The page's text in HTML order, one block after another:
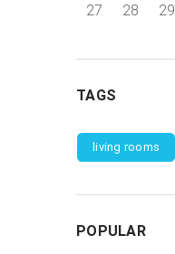
27 28 29
TAGS
living rooms
POPULAR